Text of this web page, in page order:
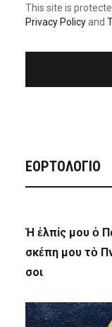
This site is
Privacy Policyand
ΕΟΡΤΟΛΟΓΙΟ
Ἡ ἐλπίς μου ὁ
σκέπη μου τὸ
σοι